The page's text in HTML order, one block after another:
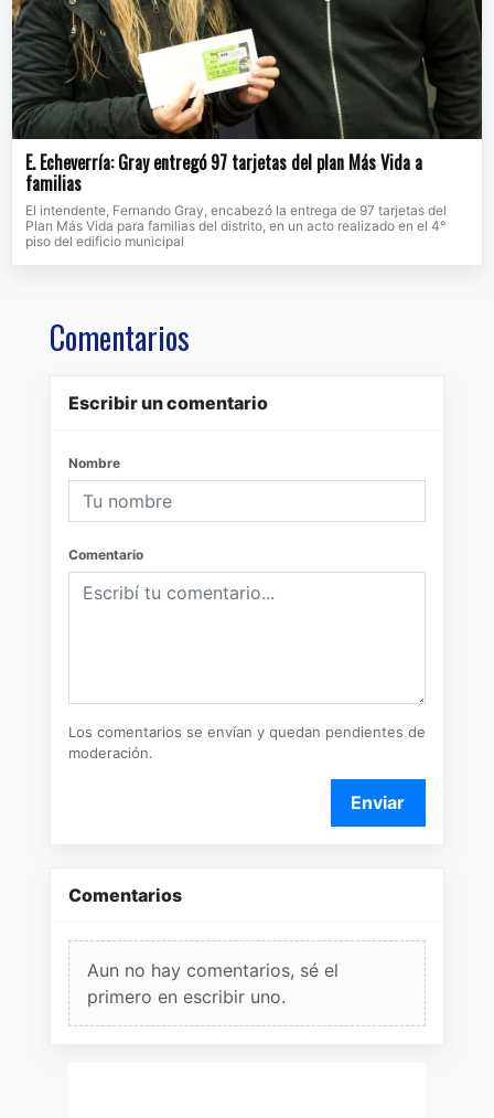
E. Echeverría: Gray entregó 97 tarjetas del plan Más Vida a
familias
El intendente, Fernando Gray, encabezó la entrega de 97 tarjetas del
Plan Más Vida para familias del distrito, en un acto realizado en el 4°
piso del edificio municipal
Comentarios
Escribir un comentario
Nombre
Comentario
Los comentarios se envían y quedan pendientes de
moderación.
Enviar
Comentarios
Aun no hay comentarios, sé el
primero en escribir uno.